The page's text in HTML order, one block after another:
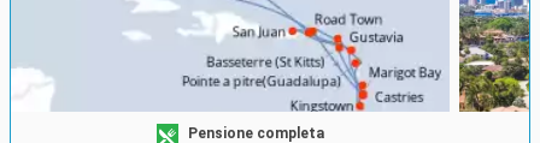
Pensione completa